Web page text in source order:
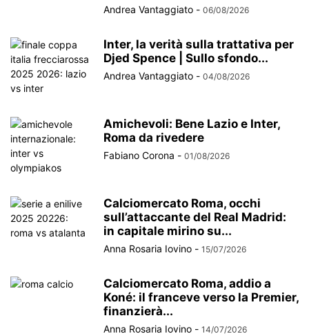
Andrea Vantaggiato - 06/08/2026
Inter, la verità sulla trattativa per
Djed Spence | Sullo sfondo...
Andrea Vantaggiato - 04/08/2026
Amichevoli: Bene Lazio e Inter,
Roma da rivedere
Fabiano Corona - 01/08/2026
Calciomercato Roma, occhi
sull’attaccante del Real Madrid:
in capitale mirino su...
Anna Rosaria Iovino - 15/07/2026
Calciomercato Roma, addio a
Koné: il franceve verso la Premier,
finanzierà...
Anna Rosaria Iovino - 14/07/2026